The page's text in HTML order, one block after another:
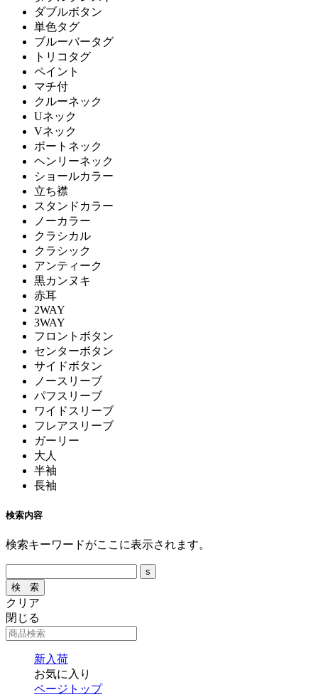
ダブルボタン
単色タグ
ブルーバータグ
トリコタグ
ペイント
マチ付
クルーネック
Uネック
Vネック
ボートネック
ヘンリーネック
ショールカラー
立ち襟
スタンドカラー
ノーカラー
クラシカル
クラシック
アンティーク
黒カンヌキ
赤耳
2WAY
3WAY
フロントボタン
センターボタン
サイドボタン
ノースリーブ
パフスリーブ
ワイドスリーブ
フレアスリーブ
ガーリー
大人
半袖
長袖
検索内容
検索キーワードがここに表示されます。
クリア
閉じる
新入荷
お気に入り
ページトップ